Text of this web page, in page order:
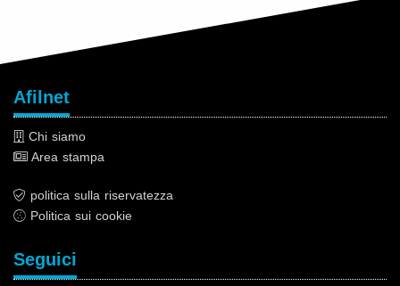
Afilnet
Chi siamo
Area stampa
politica sulla riservatezza
Politica sui cookie
Seguici